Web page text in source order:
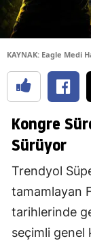
KAYNAK: Eagle Medi
Kongre
Sürüyor
Trendyol
tamamlayan
tarihlerinde
seçimli genel